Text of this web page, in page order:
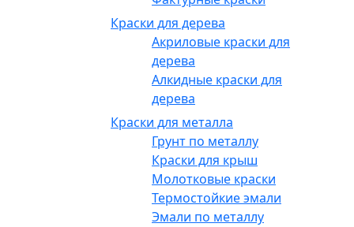
Краски для дерева
Акриловые краски для
дерева
Алкидные краски для
дерева
Краски для металла
Грунт по металлу
Краски для крыш
Молотковые краски
Термостойкие эмали
Эмали по металлу